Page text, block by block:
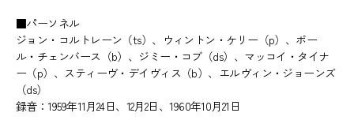
■パーソネル
ジョン・コルトレーン（ts）、ウィントン・ケリー（p）、ポー
ル・チェンバース（b）、ジミー・コブ（ds）、マッコイ・タイナ
ー（p）、スティーヴ・デイヴィス（b）、エルヴィン・ジョーンズ
（ds）
録音：1959年11月24日、12月2日、1960年10月21日